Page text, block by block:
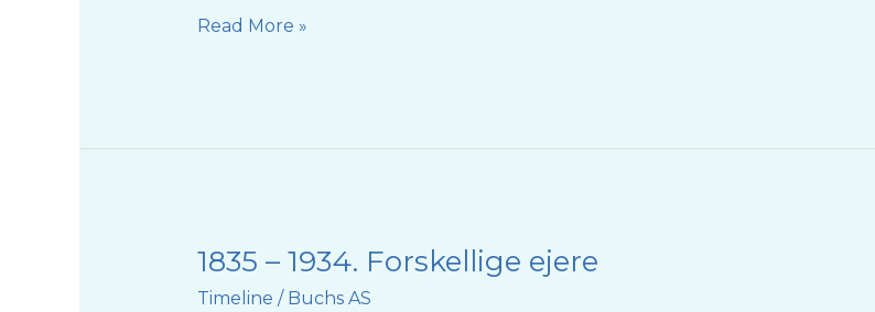
Read More »
1835 – 1934. Forskellige ejere
Timeline / Buchs AS
1835